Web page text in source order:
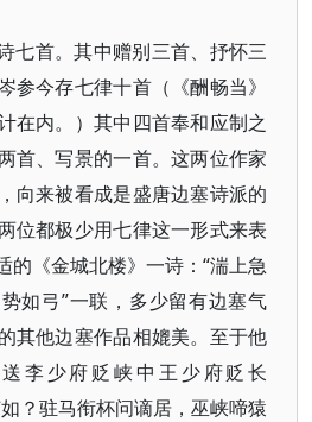
七首。其中赠别三首、抒怀三
参今存七律十首（《酬畅当》
在内。）其中四首奉和应制之
首、写景的一首。这两位作家
向来被看成是盛唐边塞诗派的
位都极少用七律这一形式来表
的《金城北楼》一诗：“湍上急
如弓”一联，多少留有边塞气
其他边塞作品相媲美。至于他
李少府贬峡中王少府贬长
？驻马衔杯问谪居，巫峡啼猿